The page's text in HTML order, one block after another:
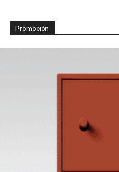
Promoción